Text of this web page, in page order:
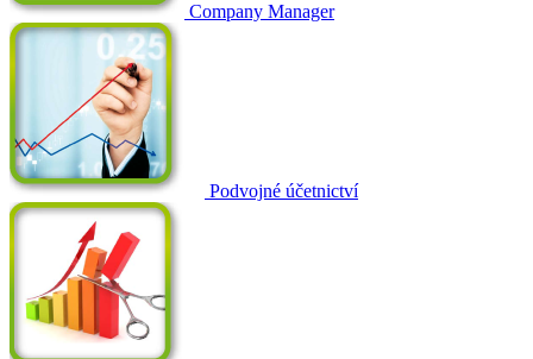
Company Manager
Podvojné účetnictví